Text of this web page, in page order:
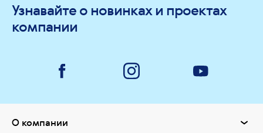
Узнавайте о новинках и проектах
компании
О компании